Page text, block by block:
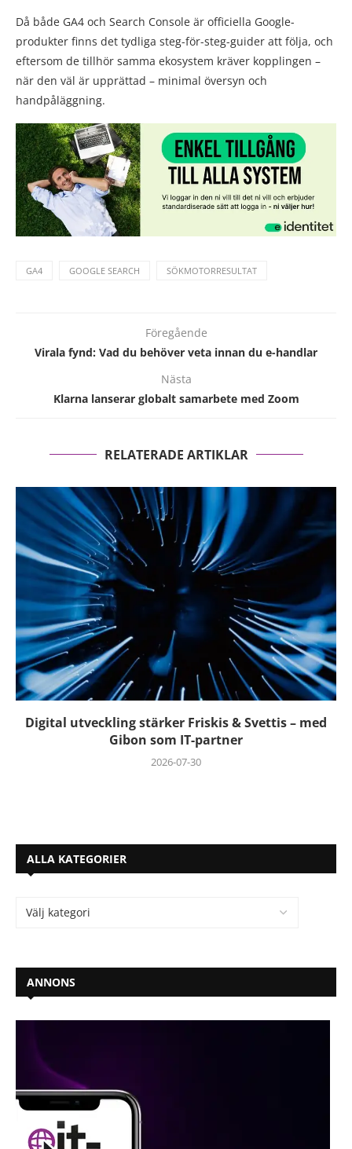
Då både GA4 och Search Console är officiella Google-
produkter finns det tydliga steg-för-steg-guider att följa, och
eftersom de tillhör samma ekosystem kräver kopplingen –
när den väl är upprättad – minimal översyn och
handpåläggning.
GA4 GOOGLE SEARCH SÖKMOTORRESULTAT
Föregående
Virala fynd: Vad du behöver veta innan du e-handlar
Nästa
Klarna lanserar globalt samarbete med Zoom
RELATERADE ARTIKLAR
Digital utveckling stärker Friskis & Svettis – med
Gibon som IT-partner
2026-07-30
ALLA KATEGORIER
ANNONS